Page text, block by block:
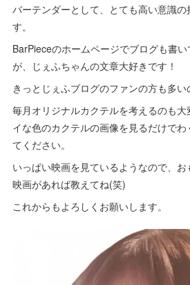
バーテンダーとして、とても高い意識の
す。
BarPieceのホームページでブログも書
が、じぇふちゃんの文章大好きです！
きっとじぇふブログのファンの方も多い
毎月オリジナルカクテルを考えるのも
イな色のカクテルの画像を見るだけで
てください。
いっぱい映画を見ているようなので、
映画があれば教えてね(笑)
これからもよろしくお願いします。